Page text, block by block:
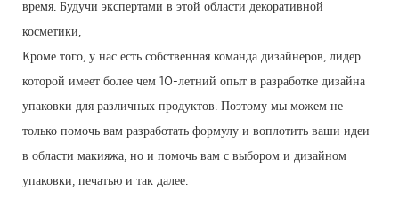
время. Будучи экспертами в этой области декоративной
косметики,
Кроме того, у нас есть собственная команда дизайнеров, лидер
которой имеет более чем 10-летний опыт в разработке дизайна
упаковки для различных продуктов. Поэтому мы можем не
только помочь вам разработать формулу и воплотить ваши идеи
в области макияжа, но и помочь вам с выбором и дизайном
упаковки, печатью и так далее.